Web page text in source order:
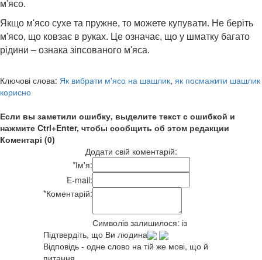
м'ясо.
Якщо м'ясо сухе та пружне, то можете купувати. Не беріть
м'ясо, що ковзає в руках. Це означає, що у шматку багато
рідини – ознака зіпсованого м'яса.
Ключові слова: Як вибрати м'ясо на шашлик, як посмажити шашлик
корисно
Если вы заметили ошибку, выделите текст с ошибкой и
нажмите Ctrl+Enter, чтобы сообщить об этом редакции
Коментарі (0)
Додати свій коментарій:
*Ім'я:
E-mail:
*Коментарій:
Символів залишилося: із
Підтвердіть, що Ви людина
Відповідь - одне слово на тій же мові, що й
питання.